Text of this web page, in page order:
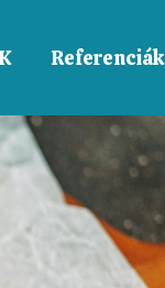
Referenciák